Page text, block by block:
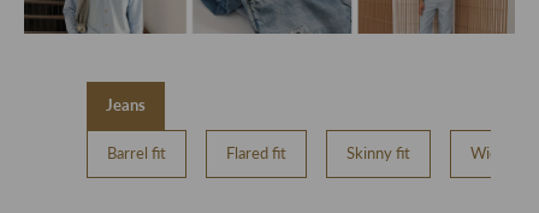
Jeans
Barrel fit Flared fit Skinny fit Wide fit